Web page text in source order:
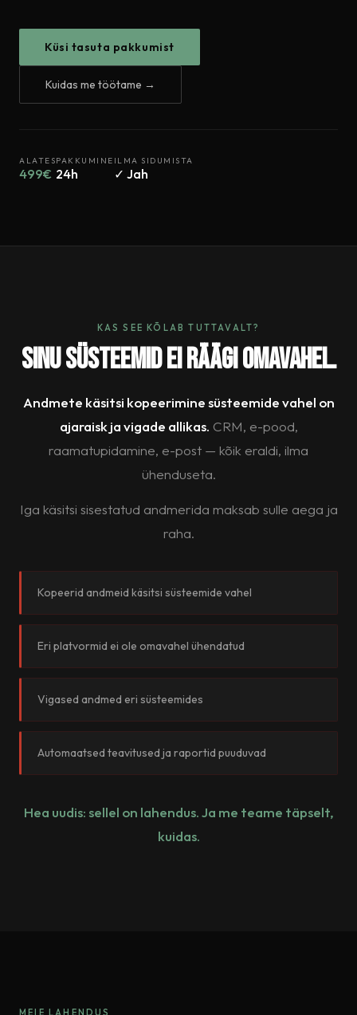
Küsi tasuta pakkumist
Kuidas me töötame →
ALATES
499€
PAKKUMINE
24h
ILMA SIDUMISTA
✓ Jah
KAS SEE KÕLAB TUTTAVALT?
Sinu süsteemid ei räägi omavahel.
Andmete käsitsi kopeerimine süsteemide vahel on
ajaraisk ja vigade allikas. CRM, e-pood,
raamatupidamine, e-post — kõik eraldi, ilma
ühenduseta.
Iga käsitsi sisestatud andmerida maksab sulle aega ja
raha.
Kopeerid andmeid käsitsi süsteemide vahel
Eri platvormid ei ole omavahel ühendatud
Vigased andmed eri süsteemides
Automaatsed teavitused ja raportid puuduvad
Hea uudis: sellel on lahendus. Ja me teame täpselt,
kuidas.
MEIE LAHENDUS